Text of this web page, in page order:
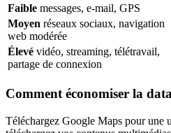
Faible messages, e-mail, GPS
Moyen réseaux sociaux, navigation
web modérée
Élevé vidéo, streaming, télétravail,
partage de connexion
Comment économiser la
Téléchargez Google Maps pour une